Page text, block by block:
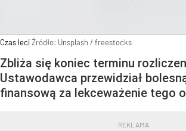
Czas leciŹródło: Unsplash / freestocks
Zbliża się koniec terminu
Ustawodawca przewidział
finansową za lekceważenie tego